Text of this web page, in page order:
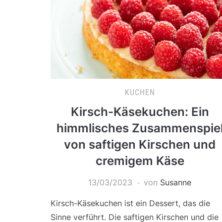
KUCHEN
Kirsch-Käsekuchen: Ein
himmlisches
von saftigen Kirschen und
cremigem Käse
13/03/2023 von Susanne
Kirsch-Käsekuchen ist ein Dessert, das die
Sinne verführt. Die saftigen Kirschen und die